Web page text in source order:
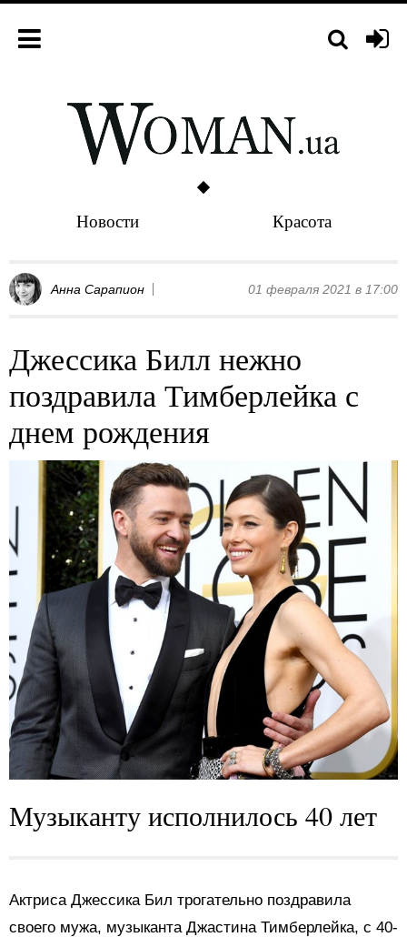
Новости Красота
Анна Сарапион 01 февраля 2021 в 17:00
Джессика Билл нежно
поздравила Тимберлейка с
днем рождения
Музыканту исполнилось 40 лет
Актриса Джессика Бил трогательно поздравила
своего мужа, музыканта Джастина Тимберлейка, с 40-